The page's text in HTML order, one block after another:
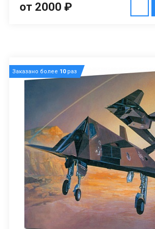
от 2000 ₽
Заказано более 10раз